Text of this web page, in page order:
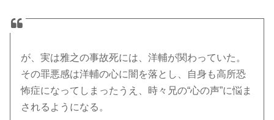
が、実は雅之の事故死には、洋輔が関わっていた。
その罪悪感は洋輔の心に闇を落とし、自身も高所恐
怖症になってしまったうえ、時々兄の“心の声”に悩ま
されるようになる。